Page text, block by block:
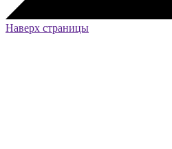
Наверх страницы